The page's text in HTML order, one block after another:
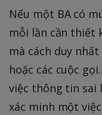
Nếu một BA có
mỗi lần cần thiết
mà cách duy
hoặc các cuộc
việc thông tin sai
xác minh một